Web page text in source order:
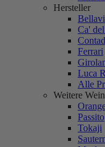
Hersteller
Ca'
Ferrari
Luca
Alle
Weitere
Passito
Tokaji